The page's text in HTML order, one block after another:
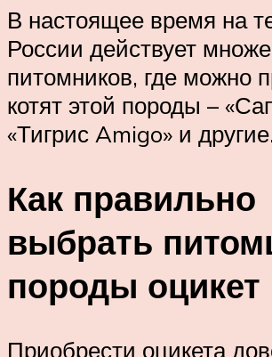
В настоящее время на
России действует
питомников, где можно
котят этой породы –
«Тигрис Amigo» и
Как правильно
выбрать
породы оцикет
Приобрести оцикета